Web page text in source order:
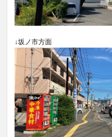
↓坂ノ市方面
明豊
書店 期間限定
津久見市
海開き 温
滝
玖珠郡
由布市 由布
磨崖仏
祝祭の広場
移転
竹田 竹田市
絵本
自動販売機 自
芋
花 花火 茶
衆議院選挙
複合公共施設